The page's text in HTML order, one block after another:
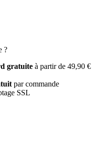
?
gratuite à partir de 49,90 €
par commande
SSL